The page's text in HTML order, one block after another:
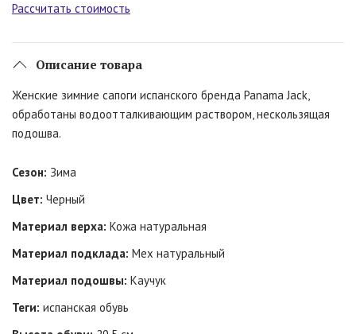
Рассчитать стоимость
Описание товара
Женские зимние сапоги испанского бренда Panama Jack,
обработаны водоотталкивающим раствором, нескользящая
подошва.
Сезон: Зима
Цвет: Черный
Материал верха: Кожа натуральная
Материал подклада: Мех натуральный
Материал подошвы: Каучук
Теги: испанская обувь